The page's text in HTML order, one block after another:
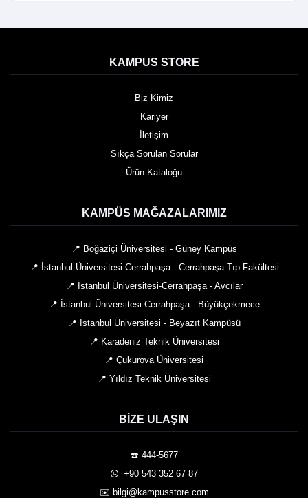
KAMPUS STORE
Biz Kimiz
Kariyer
İletişim
Sıkça Sorulan Sorular
Ürün Kataloğu
KAMPÜS MAĞAZALARIMIZ
📍 Boğaziçi Üniversitesi - Güney Kampüs
📍 İstanbul Üniversitesi-Cerrahpaşa - Cerrahpaşa Tıp Fakültesi
📍 İstanbul Üniversitesi-Cerrahpaşa - Avcılar
📍 İstanbul Üniversitesi-Cerrahpaşa - Büyükçekmece
📍 İstanbul Üniversitesi - Beyazıt Kampüsü
📍 Karadeniz Teknik Üniversitesi
📍 Çukurova Üniversitesi
📍 Yıldız Teknik Üniversitesi
BIZE ULAŞIN
☎️ 444-5677
️ +90 543 352 67 87
✉️ bilgi@kampusstore.com